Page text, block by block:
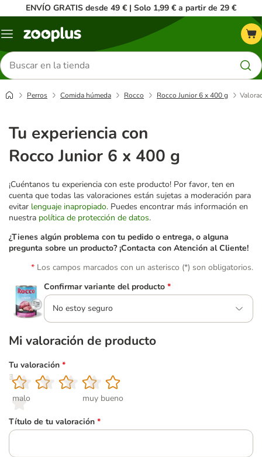
ENVÍO GRATIS desde 49 € | Solo 1,99 € a partir de 29 €
Menú
Buscar
productos
Perros Comida húmeda Rocco Rocco Junior 6 x 400 g
Tu experiencia con
Rocco Junior 6 x 400 g
¡Cuéntanos tu experiencia con este producto! Por favor, ten en
cuenta que todas las valoraciones están sujetas a moderación para
evitar lenguaje inapropiado. Puedes encontrar más información en
nuestra política de protección de datos.
¿Tienes algún problema con tu pedido o entrega, o alguna
pregunta sobre un producto? ¡Contacta con Atención al Cliente!
Los campos marcados con un asterisco (*) son obligatorios.
Confirmar variante del producto *
No estoy seguro
Mi valoración de producto
Tu valoración *
1
malo
2
3
4
5
muy bueno
Título de tu valoración *